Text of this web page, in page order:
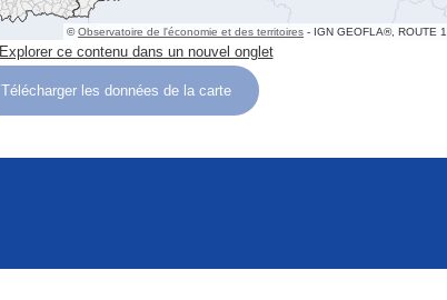
Télécharger les données de la carte